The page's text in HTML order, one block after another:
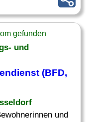
gefunden
und
(BFD,
und